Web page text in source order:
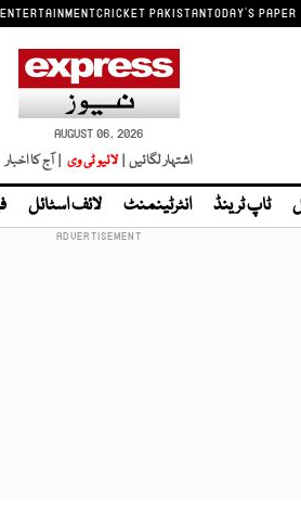
CRICKET PAKISTANTODAY'S PAPER
AUGUST 06, 2026
اشتہار لگائیں | لائیو ٹی وی | آج کا اخبار
ٹاپ ٹرینڈ انٹرٹینمنٹ لائف اسٹائل